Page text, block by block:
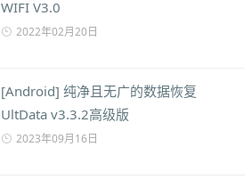
WIFI V3.0
2022年02月20日
[Android] 纯净且无广的数据恢复
UltData v3.3.2高级版
2023年09月16日